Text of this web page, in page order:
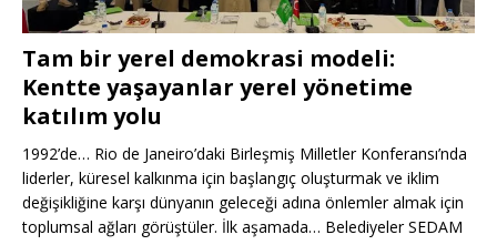
Tam bir yerel demokrasi modeli:
Kentte yaşayanlar yerel yönetime
katılım yolu
1992’de… Rio de Janeiro’daki Birleşmiş Milletler Konferansı’nda
liderler, küresel kalkınma için başlangıç oluşturmak ve iklim
değişikliğine karşı dünyanın geleceği adına önlemler almak için
toplumsal ağları görüştüler. İlk aşamada… Belediyeler SEDAM